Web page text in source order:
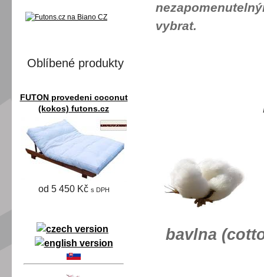
vybrat.
bavlna
Oblíbené produkty
FUTON provedeni coconut
(kokos) futons.cz
od 5 450 Kč s DPH